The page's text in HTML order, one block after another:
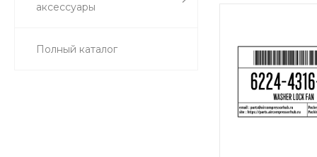
аксессуары
Полный каталог